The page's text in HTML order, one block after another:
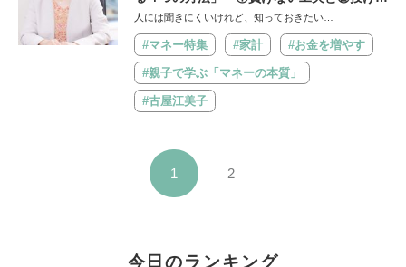
さない仕組み作りのコツとは？【連載第4
人には聞きにくいけれど、知っておきたい…
#マネー特集 #家計 #お金を増やす
#親子で学ぶ「マネーの本質」
#古屋江美子
1 2
今日のランキング